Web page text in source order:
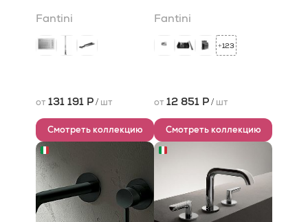
Fantini
от 131 191 Р/ шт
Смотреть коллекцию
Fantini
+123
от 12 851 Р/ шт
Смотреть коллекцию